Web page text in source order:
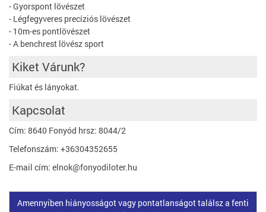
- Gyorspont lövészet
- Légfegyveres precíziós lövészet
- 10m-es pontlövészet
- A benchrest lövész sport
Kiket Várunk?
Fiúkat és lányokat.
Kapcsolat
Cím: 8640 Fonyód hrsz: 8044/2
Telefonszám: +36304352655
E-mail cím: elnok@fonyodiloter.hu
Amennyiben hiányosságot vagy pontatlanságot találsz a fenti